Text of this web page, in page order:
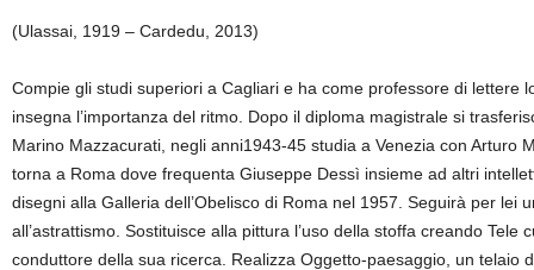
(Ulassai, 1919 – Cardedu, 2013)
Compie gli studi superiori a Cagliari e ha come professore di lettere
insegna l’importanza del ritmo. Dopo il diploma magistrale si
Marino Mazzacurati, negli anni1943-45 studia a Venezia con Arturo
torna a Roma dove frequenta Giuseppe Dessì insieme ad altri
disegni alla Galleria dell’Obelisco di Roma nel 1957. Seguirà per
all’astrattismo. Sostituisce alla pittura l’uso della stoffa creando
conduttore della sua ricerca. Realizza Oggetto-paesaggio, un